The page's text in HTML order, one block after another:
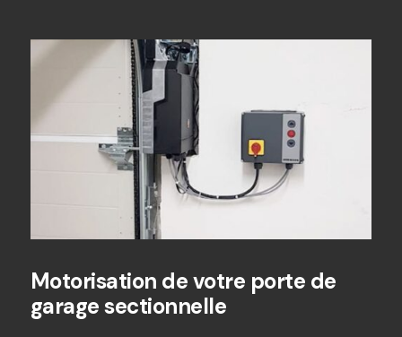
Motorisation de votre porte de
garage sectionnelle